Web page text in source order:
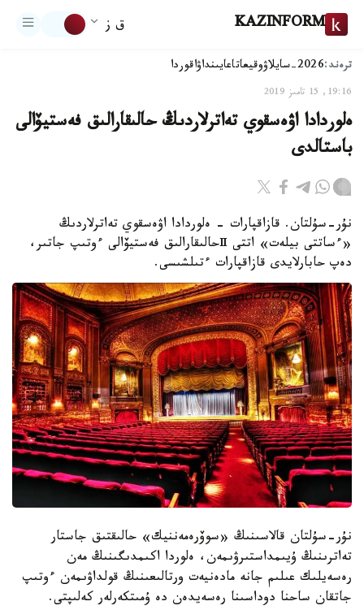
KAZINFORM ق ز
ترەند:2026-سايلاۋ وقيعاتاعايىنداۋاقوردا
19:16, 15 تامىز 2019
ەلوردادا اۋەسقوي تەاترلاردىڭ حالىقارالىق فەستيۆالى
باستالدى
نۇر-سۇلتان. قازاقپارات - ەلوردادا اۋەسقوي تەاترلاردىڭ
«ءساتتى بيلەت» اتتى Ⅱحالىقارالىق فەستيۆالى ءوتىپ جاتىر،
دەپ حابارلايدى قازاقپارات ءتىلشىسى.
نۇر-سۇلتان قالاسىنىڭ «سوۆرەمەننيك» حالىقتىق جاستار
تەاترىنىڭ ۇيىمداستىرۋىمەن، ەلوردا اكىمدىگىنىڭ مەن
رەسەيلىك عىلىم جانە مادەنيەت ورتالىعىنىڭ قولداۋىمەن ءوتىپ
جاتقان ساحنا دوداسىنا رەسەيدەن دە ۇمىتكەرلەر كەلىپتى.